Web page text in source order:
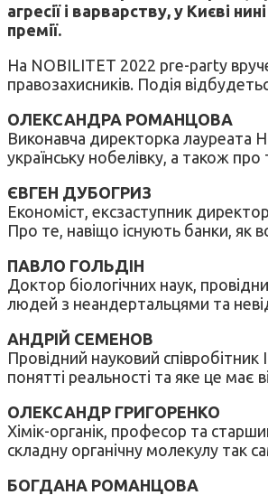
агресії і варварству, у Києві
премії.
На NOBILITET 2022 pre-party
правозахисників. Подія
ОЛЕКСАНДРА РОМАНЦОВА
Виконавча директорка лауреата
українську нобелівку, а також
ЄВГЕН ДУБОГРИЗ
Економіст, ексзаступник
Про те, навіщо існують банки, як
ПАВЛО ГОЛЬДІН
Доктор біологічних наук,
людей з неандертальцями та
АНДРІЙ СЕМЕНОВ
Провідний науковий
понятті реальності та яке це має
ОЛЕКСАНДР ГРИГОРЕНКО
Хімік-органік, професор та
складну органічну молекулу так
БОГДАНА РОМАНЦОВА